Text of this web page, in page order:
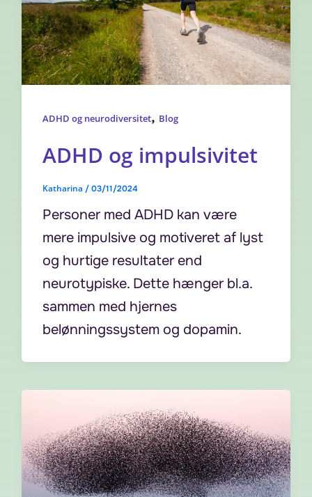
ADHD og neurodiversitet, Blog
ADHD og impulsivitet
Katharina / 03/11/2024
Personer med ADHD kan være
mere impulsive og motiveret af lyst
og hurtige resultater end
neurotypiske. Dette hænger bl.a.
sammen med hjernes
belønningssystem og dopamin.